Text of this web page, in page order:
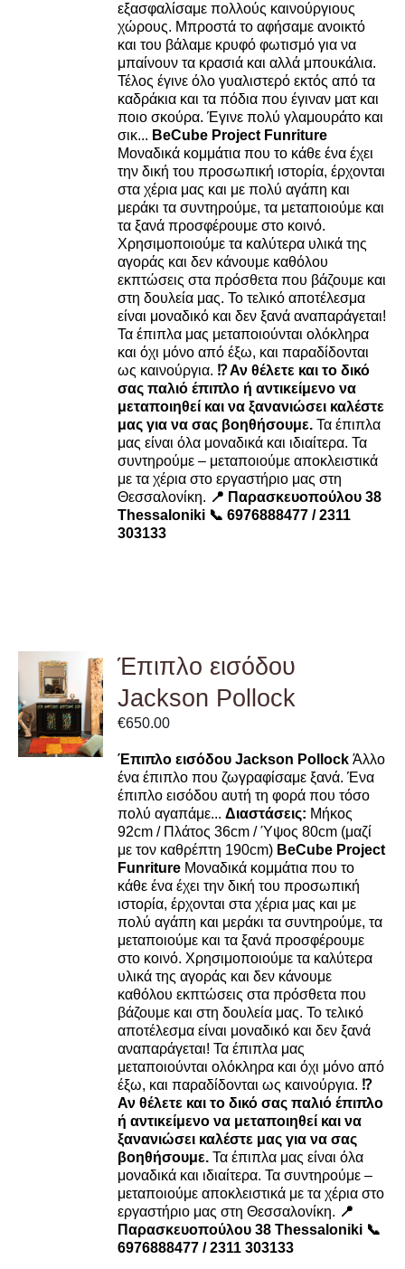
εξασφαλίσαμε πολλούς καινούργιους
χώρους. Μπροστά το αφήσαμε ανοικτό
και του βάλαμε κρυφό φωτισμό για να
μπαίνουν τα κρασιά και αλλά μπουκάλια.
Τέλος έγινε όλο γυαλιστερό εκτός από τα
καδράκια και τα πόδια που έγιναν ματ και
ποιο σκούρα. Έγινε πολύ γλαμουράτο και
σικ... BeCube Project Funriture
Μοναδικά κομμάτια που το κάθε ένα έχει
την δική του προσωπική ιστορία, έρχονται
στα χέρια μας και με πολύ αγάπη και
μεράκι τα συντηρούμε, τα μεταποιούμε και
τα ξανά προσφέρουμε στο κοινό.
Χρησιμοποιούμε τα καλύτερα υλικά της
αγοράς και δεν κάνουμε καθόλου
εκπτώσεις στα πρόσθετα που βάζουμε και
στη δουλεία μας. Το τελικό αποτέλεσμα
είναι μοναδικό και δεν ξανά αναπαράγεται!
Τα έπιπλα μας μεταποιούνται ολόκληρα
και όχι μόνο από έξω, και παραδίδονται
ως καινούργια. ⁉️ Αν θέλετε και το δικό
σας παλιό έπιπλο ή αντικείμενο να
μεταποιηθεί και να ξανανιώσει καλέστε
μας για να σας βοηθήσουμε. Τα έπιπλα
μας είναι όλα μοναδικά και ιδιαίτερα. Τα
συντηρούμε – μεταποιούμε αποκλειστικά
με τα χέρια στο εργαστήριο μας στη
Θεσσαλονίκη. 📍 Παρασκευοπούλου 38
Thessaloniki 📞 6976888477 / 2311
303133
ADD TO
CART
DETAILS
Έπιπλο εισόδου
Jackson Pollock
€650.00
Έπιπλο εισόδου Jackson PollockΆλλο
ένα έπιπλο που ζωγραφίσαμε ξανά. Ένα
έπιπλο εισόδου αυτή τη φορά που τόσο
πολύ αγαπάμε...Διαστάσεις: Μήκος
92cm / Πλάτος 36cm / Ύψος 80cm (μαζί
με τον καθρέπτη 190cm) BeCube Project
Funriture Μοναδικά κομμάτια που το
κάθε ένα έχει την δική του προσωπική
ιστορία, έρχονται στα χέρια μας και με
πολύ αγάπη και μεράκι τα συντηρούμε, τα
μεταποιούμε και τα ξανά προσφέρουμε
στο κοινό. Χρησιμοποιούμε τα καλύτερα
υλικά της αγοράς και δεν κάνουμε
καθόλου εκπτώσεις στα πρόσθετα που
βάζουμε και στη δουλεία μας. Το τελικό
αποτέλεσμα είναι μοναδικό και δεν ξανά
αναπαράγεται! Τα έπιπλα μας
μεταποιούνται ολόκληρα και όχι μόνο από
έξω, και παραδίδονται ως καινούργια. ⁉️
Αν θέλετε και το δικό σας παλιό έπιπλο
ή αντικείμενο να μεταποιηθεί και να
ξανανιώσει καλέστε μας για να σας
βοηθήσουμε. Τα έπιπλα μας είναι όλα
μοναδικά και ιδιαίτερα. Τα συντηρούμε –
μεταποιούμε αποκλειστικά με τα χέρια στο
εργαστήριο μας στη Θεσσαλονίκη. 📍
Παρασκευοπούλου 38 Thessaloniki 📞
6976888477 / 2311 303133